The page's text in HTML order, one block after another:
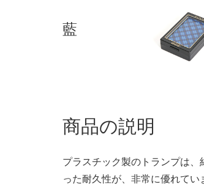
藍
商品の説明
プラスチック製のトランプは
った耐久性が、非常に優れてい